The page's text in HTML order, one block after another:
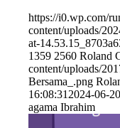
https://i0.wp.com/
content/uploads/
at-
1359 2560 Roland
content/uploads/
Bersama_.png
16:08:31 2024-06-
agama Ibrahim